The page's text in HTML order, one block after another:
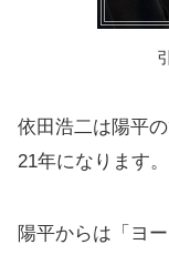
依田浩二は陽平
21年になります。
陽平からは「ヨ